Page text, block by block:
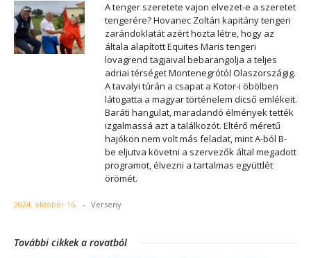
A tenger szeretete vajon elvezet-e a szeretet
tengerére? Hovanec Zoltán kapitány tengeri
zarándoklatát azért hozta létre, hogy az
általa alapított Equites Maris tengeri
lovagrend tagjaival bebarangolja a teljes
adriai térséget Montenegrótól Olaszországig.
A tavalyi túrán a csapat a Kotor-i öbölben
látogatta a magyar történelem dicső emlékeit.
Baráti hangulat, maradandó élmények tették
izgalmassá azt a találkozót. Eltérő méretű
hajókon nem volt más feladat, mint A-ból B-
be eljutva követni a szervezők által megadott
programot, élvezni a tartalmas együttlét
örömét.
2024. október 16. - Verseny
További cikkek a rovatból